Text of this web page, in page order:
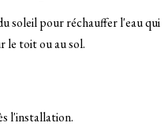
soleil pour réchauffer l'eau qui
le toit ou au sol.
l'installation.